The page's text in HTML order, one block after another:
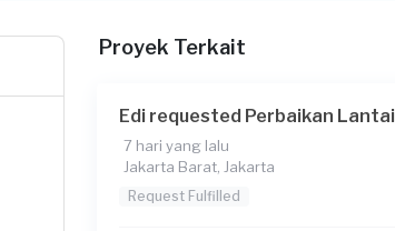
Proyek Terkait
Edi requested Perbaikan Lantai
7 hari yang lalu
Jakarta Barat, Jakarta
Request Fulfilled